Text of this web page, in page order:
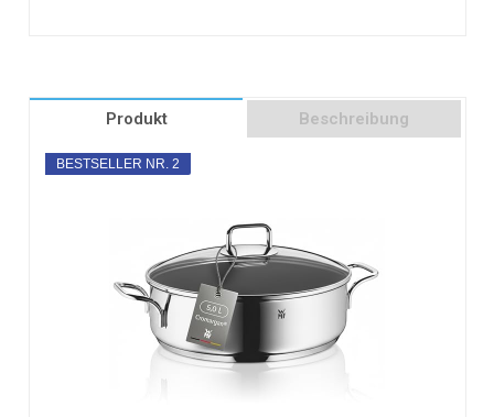
Produkt Beschreibung
BESTSELLER NR. 2